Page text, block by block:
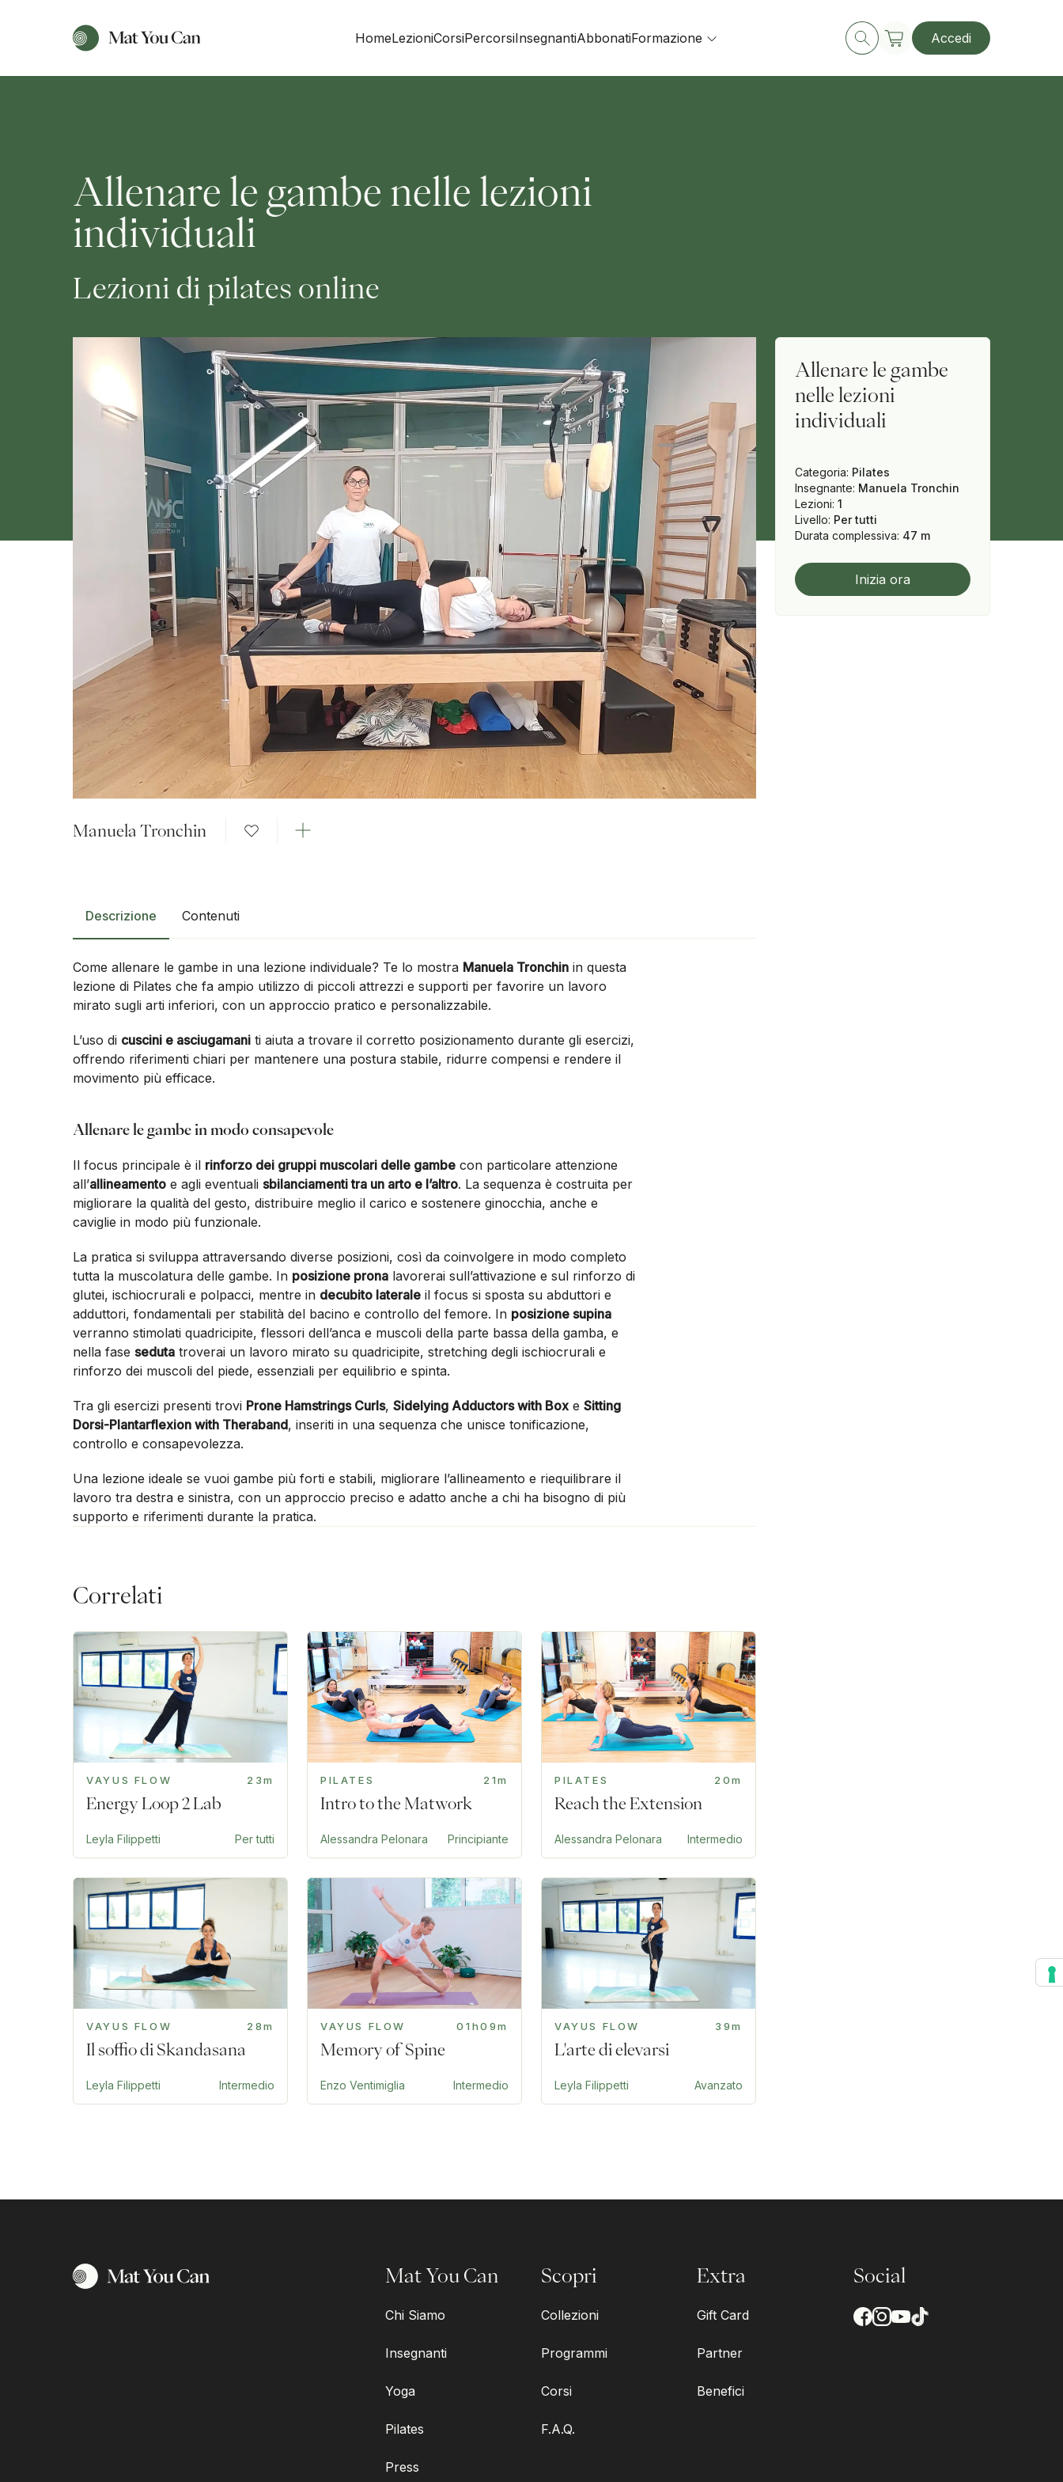
HomeLezioniCorsiPercorsiInsegnantiAbbonatiFormazione Accedi
Allenare le gambe nelle lezioni
individuali
Lezioni di pilates online
Allenare le gambe
nelle lezioni
individuali
Categoria: Pilates
Insegnante: Manuela Tronchin
Lezioni: 1
Livello: Per tutti
Durata complessiva: 47 m
Inizia ora
Manuela Tronchin
Descrizione Contenuti
Come allenare le gambe in una lezione individuale? Te lo mostra Manuela Tronchin in questa
lezione di Pilates che fa ampio utilizzo di piccoli attrezzi e supporti per favorire un lavoro
mirato sugli arti inferiori, con un approccio pratico e personalizzabile.
L’uso di cuscini e asciugamani ti aiuta a trovare il corretto posizionamento durante gli esercizi,
offrendo riferimenti chiari per mantenere una postura stabile, ridurre compensi e rendere il
movimento più efficace.
Allenare le gambe in modo consapevole
Il focus principale è il rinforzo dei gruppi muscolari delle gambe con particolare attenzione
all’allineamento e agli eventualisbilanciamenti tra un arto e l’altro. La sequenza è costruita per
migliorare la qualità del gesto, distribuire meglio il carico e sostenere ginocchia, anche e
caviglie in modo più funzionale.
La pratica si sviluppa attraversando diverse posizioni, così da coinvolgere in modo completo
tutta la muscolatura delle gambe. In posizione prona lavorerai sull’attivazione e sul rinforzo di
glutei, ischiocrurali e polpacci, mentre in decubito laterale il focus si sposta su abduttori e
adduttori, fondamentali per stabilità del bacino e controllo del femore. In posizione supina
verranno stimolati quadricipite, flessori dell’anca e muscoli della parte bassa della gamba, e
nella faseseduta troverai un lavoro mirato su quadricipite, stretching degli ischiocrurali e
rinforzo dei muscoli del piede, essenziali per equilibrio e spinta.
Tra gli esercizi presenti trovi Prone Hamstrings Curls,Sidelying Adductors with Box eSitting
Dorsi-Plantarflexion with Theraband, inseriti in una sequenza che unisce tonificazione,
controllo e consapevolezza.
Una lezione ideale se vuoi gambe più forti e stabili, migliorare l’allineamento e riequilibrare il
lavoro tra destra e sinistra, con un approccio preciso e adatto anche a chi ha bisogno di più
supporto e riferimenti durante la pratica.
Correlati
VAYUS FLOW 23m
Energy Loop 2 Lab
Leyla Filippetti Per tutti
PILATES 21m
Intro to the Matwork
Alessandra Pelonara Principiante
PILATES 20m
Reach the Extension
Alessandra Pelonara Intermedio
VAYUS FLOW 28m
Il soffio di Skandasana
Leyla Filippetti Intermedio
VAYUS FLOW 01h09m
Memory of Spine
Enzo Ventimiglia Intermedio
VAYUS FLOW 39m
L'arte di elevarsi
Leyla Filippetti Avanzato
Mat You Can
Chi Siamo
Insegnanti
Yoga
Pilates
Press
Scopri
Collezioni
Programmi
Corsi
F.A.Q.
Extra
Gift Card
Partner
Benefici
Social